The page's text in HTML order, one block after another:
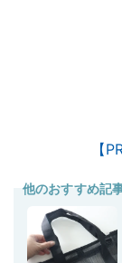
【
他のおすすめ記